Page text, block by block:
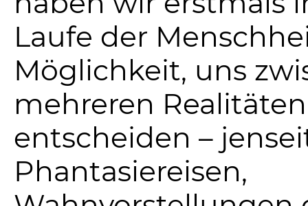
Laufe der
Möglichkeit, uns
mehreren
entscheiden –
Phantasiereisen,